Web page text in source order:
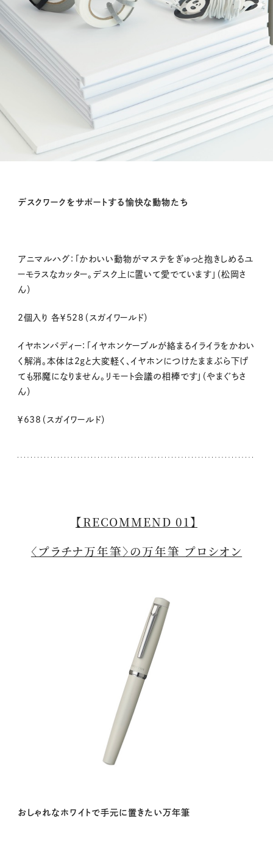
デスクワークをサポートする愉快な動物たち
アニマルハグ：「かわいい動物がマステをぎゅっと抱きしめるユ
ーモラスなカッター。デスク上に置いて愛でています」（松岡さ
ん）
2個入り 各￥528（スガイワールド）
イヤホンバディー：「イヤホンケーブルが絡まるイライラをかわい
く解消。本体は2gと大変軽く、イヤホンにつけたままぶら下げ
ても邪魔になりません。リモート会議の相棒です」（やまぐちさ
ん）
￥638（スガイワールド）
【RECOMMEND 01】
〈プラチナ万年筆〉の万年筆 プロシオン
おしゃれなホワイトで手元に置きたい万年筆